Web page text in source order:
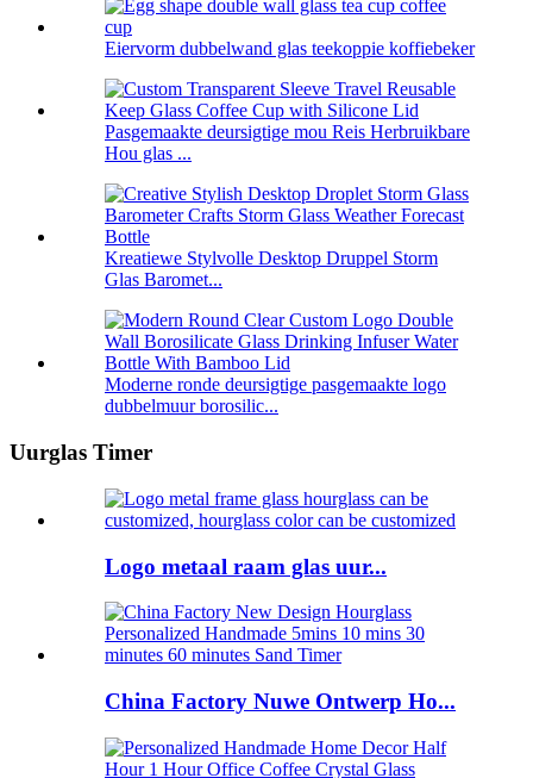
Eiervorm dubbelwand glas teekoppie koffiebeker
Pasgemaakte deursigtige mou Reis Herbruikbare
Hou glas ...
Kreatiewe Stylvolle Desktop Druppel Storm
Glas Baromet...
Moderne ronde deursigtige pasgemaakte logo
dubbelmuur borosilic...
Uurglas Timer
Logo metaal raam glas uur...
China Factory Nuwe Ontwerp Ho...